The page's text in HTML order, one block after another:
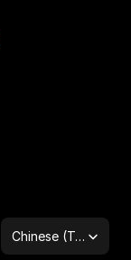
Select Language
Chinese (Traditional Han)